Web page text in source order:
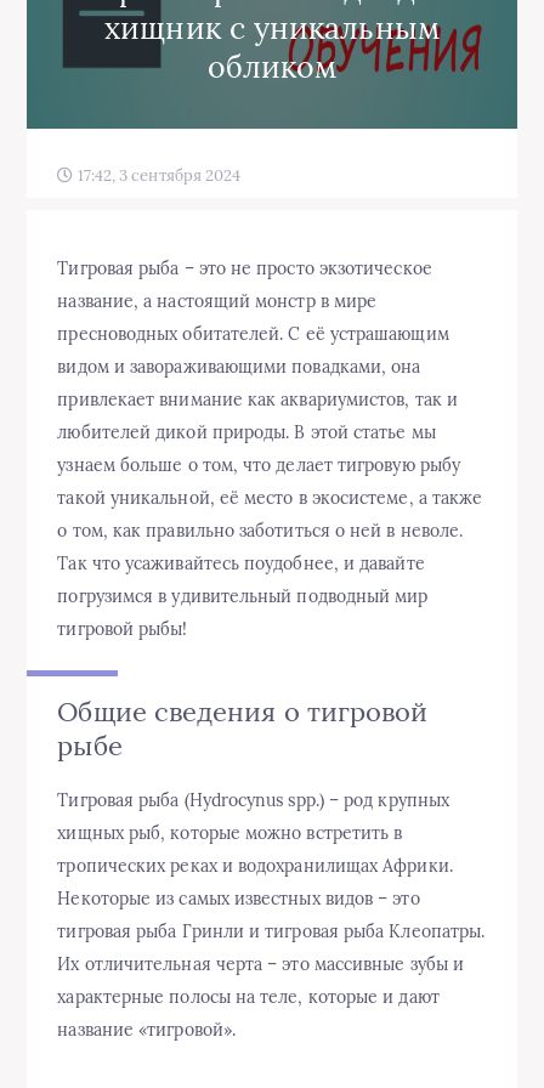
хищник с уникальным
обликом
17:42, 3 сентября 2024
Тигровая рыба – это не просто экзотическое
название, а настоящий монстр в мире
пресноводных обитателей. С её устрашающим
видом и завораживающими повадками, она
привлекает внимание как аквариумистов, так и
любителей дикой природы. В этой статье мы
узнаем больше о том, что делает тигровую рыбу
такой уникальной, её место в экосистеме, а также
о том, как правильно заботиться о ней в неволе.
Так что усаживайтесь поудобнее, и давайте
погрузимся в удивительный подводный мир
тигровой рыбы!
Общие сведения о тигровой
рыбе
Тигровая рыба (Hydrocynus spp.) – род крупных
хищных рыб, которые можно встретить в
тропических реках и водохранилищах Африки.
Некоторые из самых известных видов – это
тигровая рыба Гринли и тигровая рыба Клеопатры.
Их отличительная черта – это массивные зубы и
характерные полосы на теле, которые и дают
название «тигровой».